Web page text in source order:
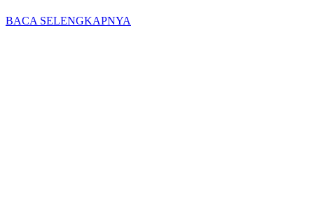
BACA SELENGKAPNYA